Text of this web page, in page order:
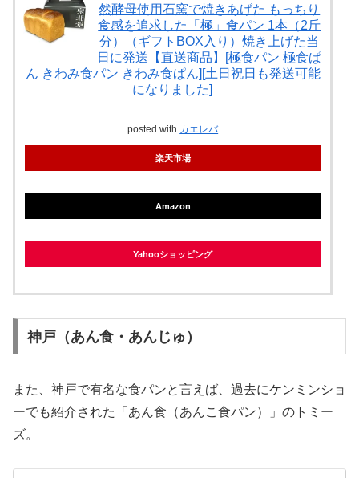
然酵母使用石窯で焼きあげた もっちり
食感を追求した「極」食パン 1本（2斤
分）（ギフトBOX入り）焼き上げた当
日に発送【直送商品】[極食パン 極食ぱ
ん きわみ食パン きわみ食ぱん][土日祝日も発送可能
になりました]
posted with カエレバ
楽天市場
Amazon
Yahooショッピング
神戸（あん食・あんじゅ）
また、神戸で有名な食パンと言えば、過去にケンミンショ
ーでも紹介された「あん食（あんこ食パン）」のトミー
ズ。